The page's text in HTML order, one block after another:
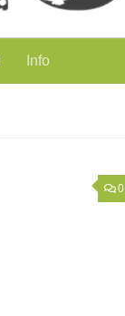
Info
0